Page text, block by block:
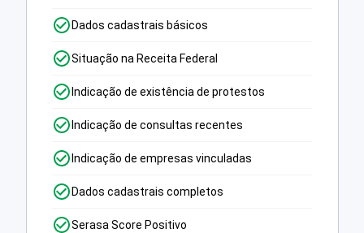
Dados cadastrais básicos
Situação na Receita Federal
Indicação de existência de protestos
Indicação de consultas recentes
Indicação de empresas vinculadas
Dados cadastrais completos
Serasa Score Positivo